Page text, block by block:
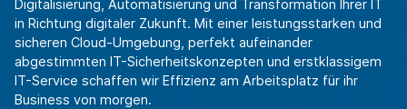
Digitalisierung, Automatisierung und Transformation Ihrer IT
in Richtung digitaler Zukunft. Mit einer leistungsstarken und
sicheren Cloud-Umgebung, perfekt aufeinander
abgestimmten IT-Sicherheitskonzepten und erstklassigem
IT-Service schaffen wir Effizienz am Arbeitsplatz für ihr
Business von morgen.